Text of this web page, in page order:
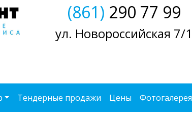
(861) 290 77 99
ул. Новороссийская 7/1
Тендерные продажи Цены Фотогалерея